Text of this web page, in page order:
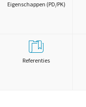
Eigenschappen (PD/PK)
Referenties